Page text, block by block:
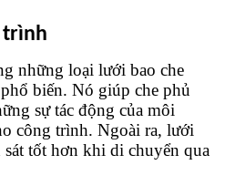
trình
những loại lưới bao che
biến. Nó giúp che phủ
sự tác động của môi
công trình. Ngoài ra, lưới
tốt hơn khi di chuyển qua